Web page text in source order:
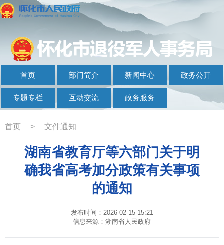
首页 部门简介 新闻中心 政务公开
专题专栏 互动交流 政务服务
首页 > 文件通知
湖南省教育厅等六部门关于明
确我省高考加分政策有关事项
的通知
发布时间：2026-02-15 15:21
信息来源：湖南省人民政府